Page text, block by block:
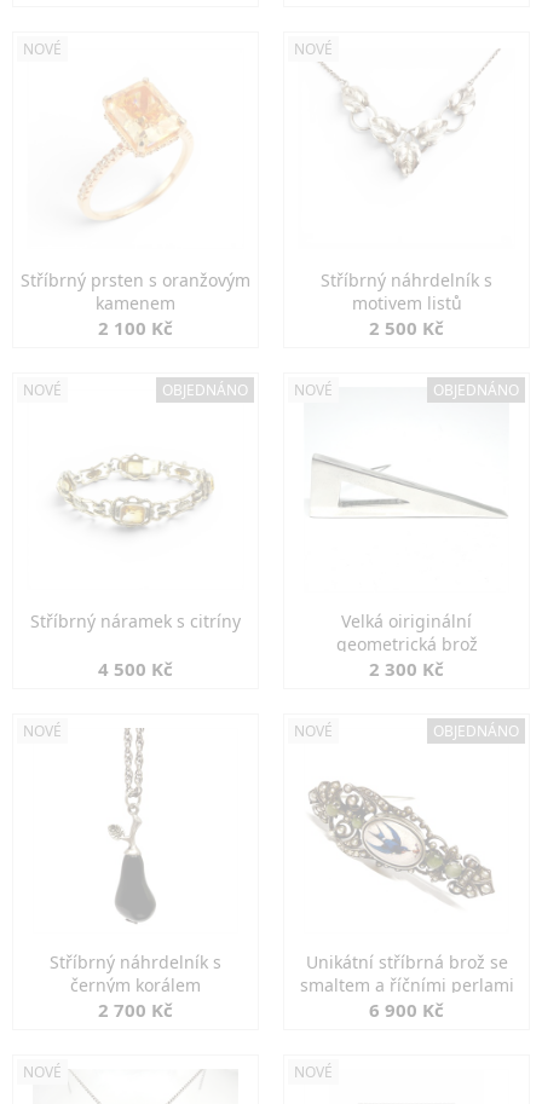
NOVÉ
Stříbrný prsten s oranžovým
kamenem
2 100 Kč
NOVÉ
Stříbrný náhrdelník s
motivem listů
2 500 Kč
NOVÉ OBJEDNÁNO
Stříbrný náramek s citríny
4 500 Kč
NOVÉ OBJEDNÁNO
Velká oiriginální
geometrická brož
2 300 Kč
NOVÉ
Stříbrný náhrdelník s
černým korálem
2 700 Kč
NOVÉ OBJEDNÁNO
Unikátní stříbrná brož se
smaltem a říčními perlami
6 900 Kč
NOVÉ NOVÉ